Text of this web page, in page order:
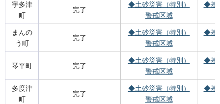
宇多津
町
完了
◆土砂災害（特別）
警戒区域
◆基
まんの
う町
完了
◆土砂災害（特別）
警戒区域
◆基
琴平町 完了
◆土砂災害（特別）
警戒区域
◆基
多度津
町
完了
◆土砂災害（特別）
警戒区域
◆基